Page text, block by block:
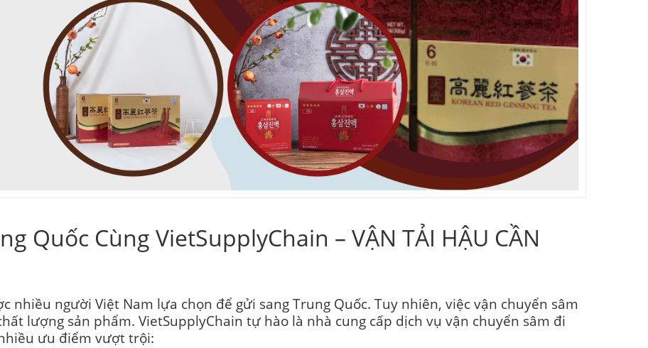
Quốc Cùng VietSupplyChain – VẬN TẢI HẬU CẦN
nhiều người Việt Nam lựa chọn để gửi sang Trung Quốc. Tuy nhiên, việc vận chuyển sâm
lượng sản phẩm. VietSupplyChain tự hào là nhà cung cấp dịch vụ vận chuyển sâm đi
ưu điểm vượt trội: